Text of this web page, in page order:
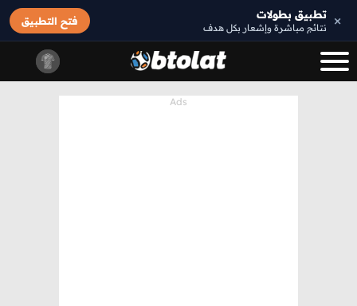
× تطبيق بطولات
نتائج مباشرة وإشعار بكل هدف
فتح التطبيق